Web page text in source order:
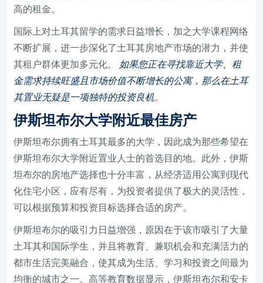
高的租金。
国际上对土耳其留学的需求日益增长，加之大学课程网络
不断扩展，进一步深化了土耳其房地产市场的潜力，并使
其租户群体更加多元化。 如果您正在寻找靠近大学、租
金需求持续旺盛且市场价值不断增长的公寓，那么在土耳
其置业无疑是一项独特的投资良机。
伊斯坦布尔大学附近最佳房产
伊斯坦布尔拥有土耳其最多的大学，因此成为那些希望在
伊斯坦布尔大学附近置业人士的首选目的地。此外，伊斯
坦布尔的房地产选择也十分丰富，从经济适用公寓到现代
化住宅小区，应有尽有，为投资者提供了极大的灵活性，
可以根据预算和投资目标选择合适的房产。
伊斯坦布尔的吸引力日益增强，原因在于该市吸引了大量
土耳其和国际学生，并且将教育、兼职机会和充满活力的
都市生活完美融合，使其成为生活、学习和投资之间最为
均衡的城市之一。高等教育数据显示，伊斯坦布尔和安卡